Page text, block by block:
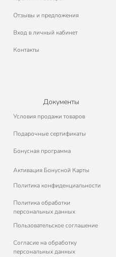
Отзывы и предложения
Вход в личный кабинет
Контакты
Документы
Условия продажи товаров
Подарочные сертификаты
Бонусная программа
Активация Бонусной Карты
Политика конфиденциальности
Политика обработки
персональных данных
Пользовательское соглашение
Согласие на обработку
персональных данных